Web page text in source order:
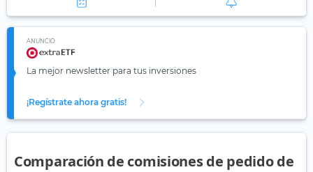
ANUNCIO
La mejor newsletter para tus inversiones
¡Regístrate ahora gratis!
Comparación de comisiones de pedido de